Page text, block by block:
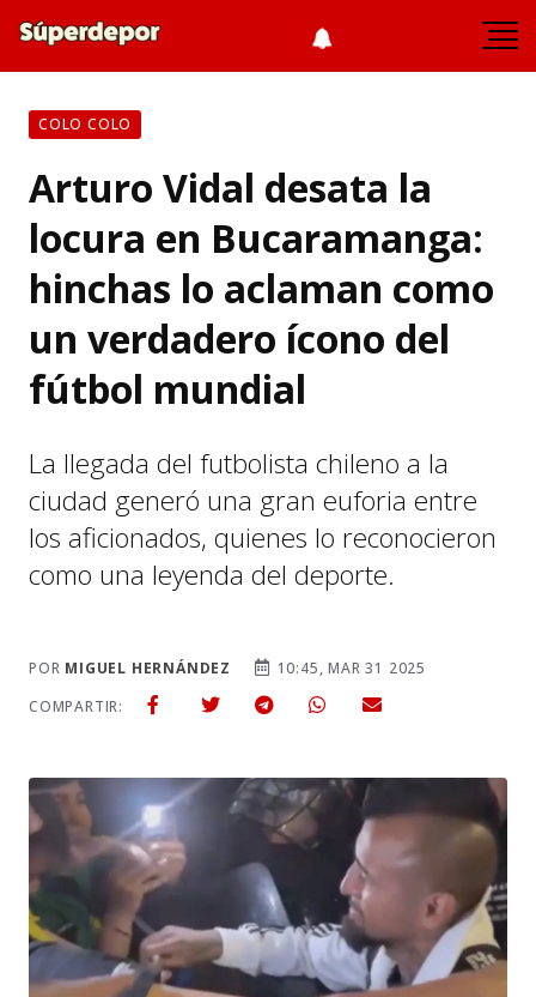
COLO COLO
Arturo Vidal desata la
locura en Bucaramanga:
hinchas lo aclaman como
un verdadero ícono del
fútbol mundial
La llegada del futbolista chileno a la
ciudad generó una gran euforia entre
los aficionados, quienes lo reconocieron
como una leyenda del deporte.
POR MIGUEL HERNÁNDEZ
10:45, MAR 31 2025
COMPARTIR: